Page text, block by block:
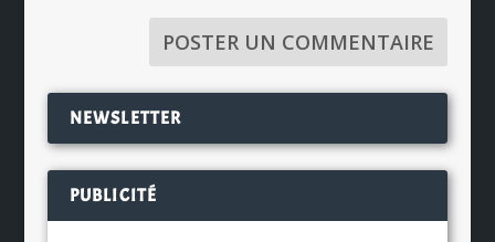
NEWSLETTER
PUBLICITÉ